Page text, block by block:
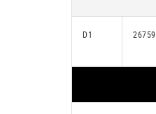
D1 26759